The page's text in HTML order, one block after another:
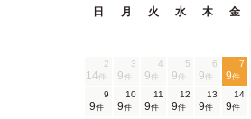
日 月 火 水 木 金
2
14件
3
9件
4
9件
5
9件
6
9件
7
9件
9
9件
10
9件
11
9件
12
9件
13
9件
14
9件